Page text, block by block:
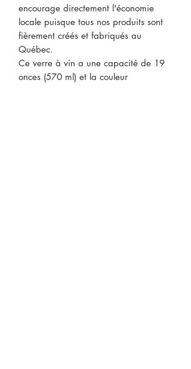
encourage directement l'économie
locale puisque tous nos produits sont
fièrement créés et fabriqués au
Québec.
Ce verre à vin a une capacité de 19
onces (570 ml) et la couleur